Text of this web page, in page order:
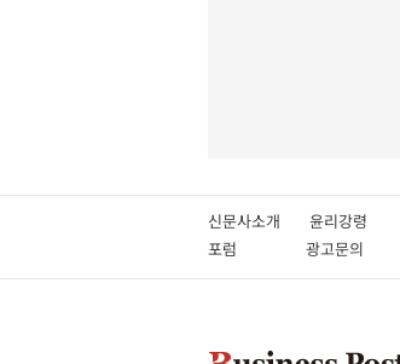
신문사소개 윤리강령
포럼
광고문의